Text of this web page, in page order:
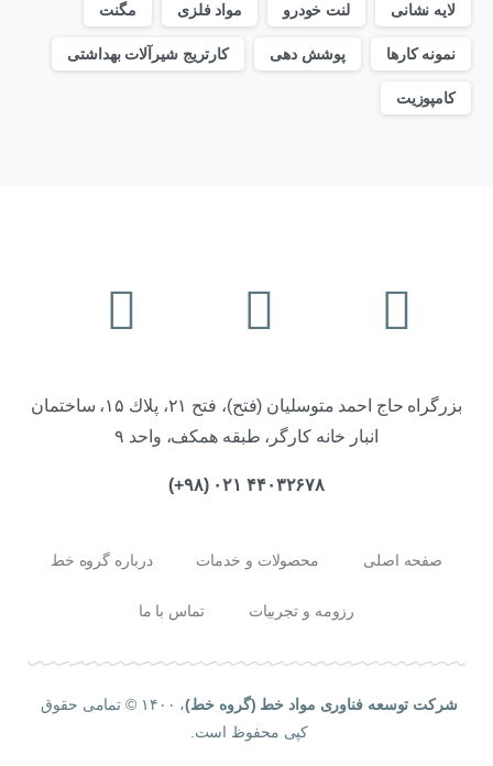
لایه نشانی لنت خودرو مواد فلزی مگنت
نمونه کارها پوشش دهی کارتریج شیرآلات بهداشتی
کامپوزیت
بزرگراه حاج احمد متوسليان (فتح)، فتح ۲۱، پلاك ۱۵، ساختمان
انبار خانه كارگر، طبقه همكف، واحد ۹
۴۴۰۳۲۶۷۸ ۰۲۱ (۹۸+)
صفحه اصلی محصولات و خدمات درباره گروه خط
رزومه و تجربیات تماس با ما
شرکت توسعه فناوری مواد خط (گروه خط)
، ۱۴۰۰ © تمامی حقوق
کپی محفوظ است.